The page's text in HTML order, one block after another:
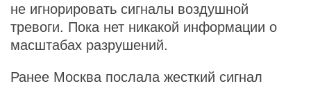
не игнорировать сигналы воздушной
тревоги. Пока нет никакой информации о
масштабах разрушений.
Ранее Москва послала жесткий сигнал